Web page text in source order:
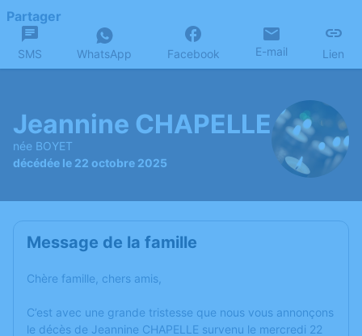
Partager
SMS WhatsApp Facebook E-mail Lien
Jeannine CHAPELLE
née BOYET
décédée le 22 octobre 2025
Message de la famille
Chère famille, chers amis,
C’est avec une grande tristesse que nous vous annonçons
le décès de Jeannine CHAPELLE survenu le mercredi 22